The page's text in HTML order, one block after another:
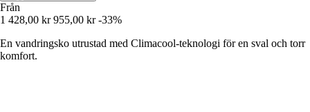
Från
1 428,00 kr 955,00 kr -33%
En vandringsko utrustad med Climacool-teknologi för en sval och torr
komfort.